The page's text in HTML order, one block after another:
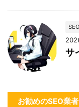
SEO
サ
お勧めのSEO業